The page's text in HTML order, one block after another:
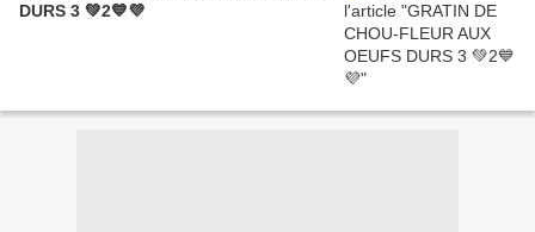
DURS 3 💚2💙💜